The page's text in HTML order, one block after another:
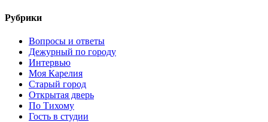
Рубрики
Вопросы и ответы
Дежурный по городу
Интервью
Моя Карелия
Старый город
Открытая дверь
По Тихому
Гость в студии